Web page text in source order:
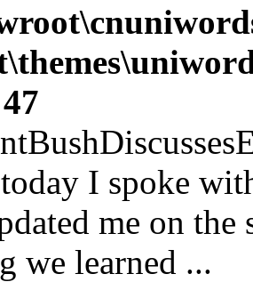
47
I spoke
me on the
we learned ...